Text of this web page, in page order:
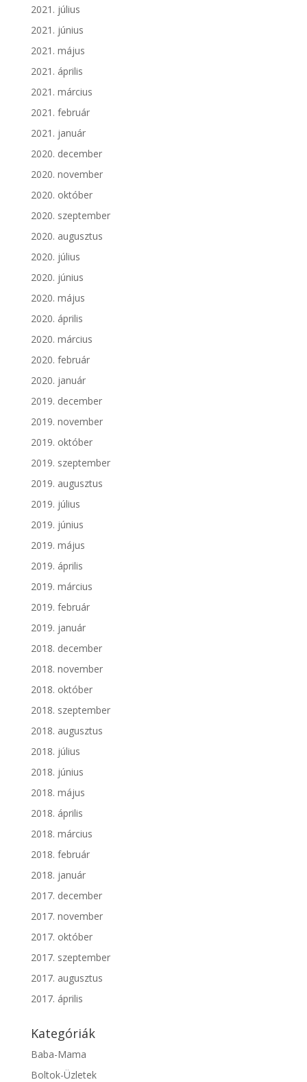
2021. július
2021. június
2021. május
2021. április
2021. március
2021. február
2021. január
2020. december
2020. november
2020. október
2020. szeptember
2020. augusztus
2020. július
2020. június
2020. május
2020. április
2020. március
2020. február
2020. január
2019. december
2019. november
2019. október
2019. szeptember
2019. augusztus
2019. július
2019. június
2019. május
2019. április
2019. március
2019. február
2019. január
2018. december
2018. november
2018. október
2018. szeptember
2018. augusztus
2018. július
2018. június
2018. május
2018. április
2018. március
2018. február
2018. január
2017. december
2017. november
2017. október
2017. szeptember
2017. augusztus
2017. április
Kategóriák
Baba-Mama
Boltok-Üzletek